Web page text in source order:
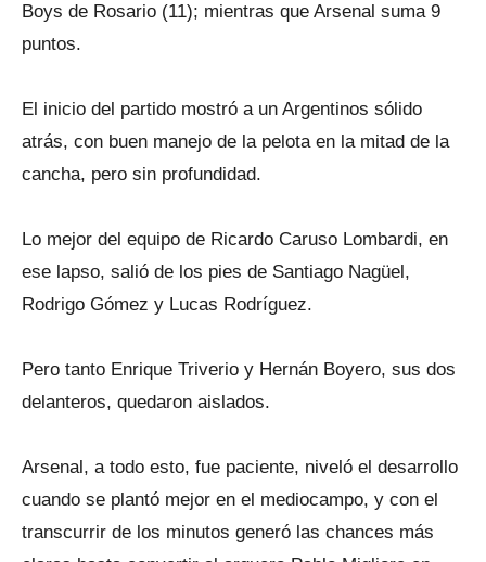
Boys de Rosario (11); mientras que Arsenal suma 9
puntos.
El inicio del partido mostró a un Argentinos sólido
atrás, con buen manejo de la pelota en la mitad de la
cancha, pero sin profundidad.
Lo mejor del equipo de Ricardo Caruso Lombardi, en
ese lapso, salió de los pies de Santiago Nagüel,
Rodrigo Gómez y Lucas Rodríguez.
Pero tanto Enrique Triverio y Hernán Boyero, sus dos
delanteros, quedaron aislados.
Arsenal, a todo esto, fue paciente, niveló el desarrollo
cuando se plantó mejor en el mediocampo, y con el
transcurrir de los minutos generó las chances más